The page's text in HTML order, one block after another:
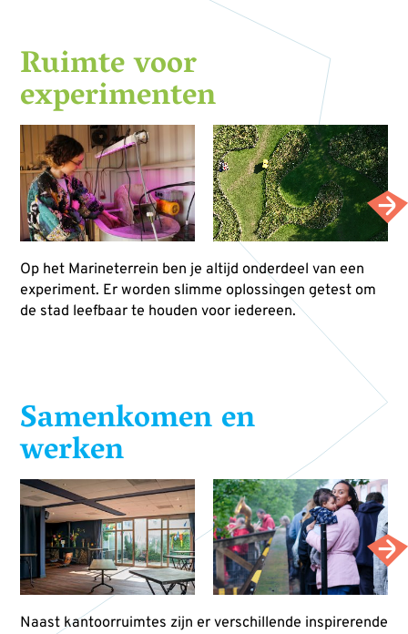
Ruimte voor
experimenten
Op het Marineterrein ben je altijd onderdeel van een
experiment. Er worden slimme oplossingen getest om
de stad leefbaar te houden voor iedereen.
Samenkomen en
werken
Naast kantoorruimtes zijn er verschillende inspirerende